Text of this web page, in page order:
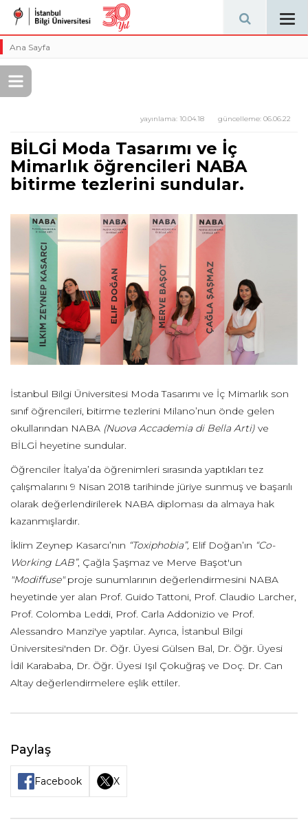
Ana Sayfa
güncelleme: 06.06.22
yayınlama: 10.04.18
BİLGİ Moda Tasarımı ve İç
Mimarlık öğrencileri NABA
bitirme tezlerini sundular.
İstanbul Bilgi Üniversitesi Moda Tasarımı ve İç Mimarlık son
sınıf öğrencileri, bitirme tezlerini Milano’nun önde gelen
okullarından NABA (Nuova Accademia di Bella Arti) ve
BİLGİ heyetine sundular.
Öğrenciler İtalya’da öğrenimleri sırasında yaptıkları tez
çalışmalarını 9 Nisan 2018 tarihinde jüriye sunmuş ve başarılı
olarak değerlendirilerek NABA diploması da almaya hak
kazanmışlardır.
İklim Zeynep Kasarcı’nın “Toxiphobia”, Elif Doğan’ın “Co-
Working LAB”, Çağla Şaşmaz ve Merve Başot'un
"Modiffuse"proje sunumlarının değerlendirmesini NABA
heyetinde yer alan Prof. Guido Tattoni, Prof. Claudio Larcher,
Prof. Colomba Leddi, Prof. Carla Addonizio ve Prof.
Alessandro Manzi'ye yaptılar. Ayrıca, İstanbul Bilgi
Üniversitesi'nden Dr. Öğr. Üyesi Gülsen Bal, Dr. Öğr. Üyesi
İdil Karababa, Dr. Öğr. Üyesi Işıl Çokuğraş ve Doç. Dr. Can
Altay değerlendirmelere eşlik ettiler.
Paylaş
Facebook X